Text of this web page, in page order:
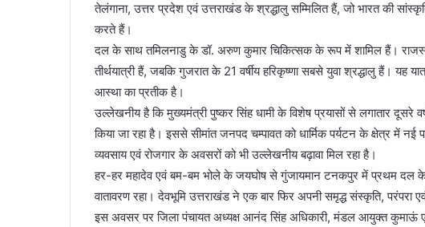
तेलंगाना, उत्तर प्रदेश एवं उत्तराखंड के श्रद्धालु सम्मिलित हैं, जो भारत की
करते हैं।
दल के साथ तमिलनाडु के डॉ. अरुण कुमार चिकित्सक के रूप में शामिल हैं।
तीर्थयात्री हैं, जबकि गुजरात के 21 वर्षीय हरिकृष्णा सबसे युवा श्रद्धालु हैं। यह
आस्था का प्रतीक है।
उल्लेखनीय है कि मुख्यमंत्री पुष्कर सिंह धामी के विशेष प्रयासों से लगातार दूसरे
किया जा रहा है। इससे सीमांत जनपद चम्पावत को धार्मिक पर्यटन के क्षेत्र में नई
व्यवसाय एवं रोजगार के अवसरों को भी उल्लेखनीय बढ़ावा मिल रहा है।
हर-हर महादेव एवं बम-बम भोले के जयघोष से गुंजायमान टनकपुर में प्रथम दल के
वातावरण रहा। देवभूमि उत्तराखंड ने एक बार फिर अपनी समृद्ध संस्कृति, परंपरा
इस अवसर पर जिला पंचायत अध्यक्ष आनंद सिंह अधिकारी, मंडल आयुक्त कुमाऊं